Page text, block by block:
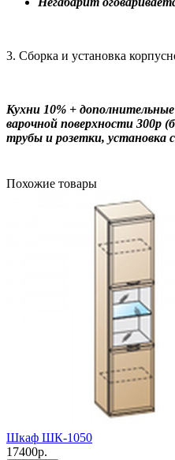
3. Сборка и установка
Кухни 10% +
варочной поверхности 300р
трубы и розетки, установка
Похожие товары
Шкаф ШК-1050
17400р.